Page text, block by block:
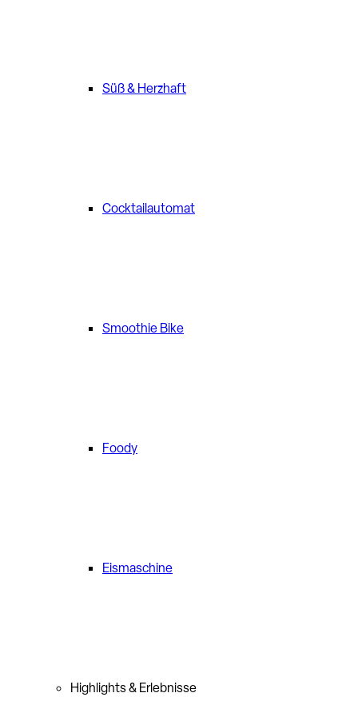
Süß & Herzhaft
Cocktailautomat
Smoothie Bike
Foody
Eismaschine
Highlights & Erlebnisse